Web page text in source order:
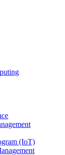
(IoT)